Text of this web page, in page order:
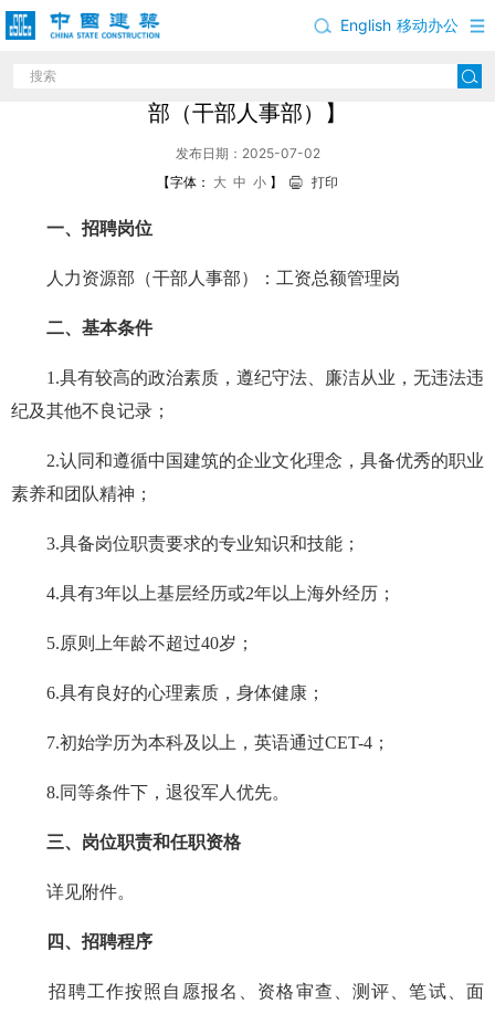
移动办公
English
中国建筑股份有限公司岗位招聘公告【人力资源
部（干部人事部）】
发布日期：2025-07-02
【字体： 大 中 小 】 打印
一、招聘岗位
人力资源部（干部人事部）：工资总额管理岗
二、基本条件
1.具有较高的政治素质，遵纪守法、廉洁从业，无违法违
纪及其他不良记录；
2.认同和遵循中国建筑的企业文化理念，具备优秀的职业
素养和团队精神；
3.具备岗位职责要求的专业知识和技能；
4.具有3年以上基层经历或2年以上海外经历；
5.原则上年龄不超过40岁；
6.具有良好的心理素质，身体健康；
7.初始学历为本科及以上，英语通过CET-4；
8.同等条件下，退役军人优先。
三、岗位职责和任职资格
详见附件。
四、招聘程序
招聘工作按照自愿报名、资格审查、测评、笔试、面